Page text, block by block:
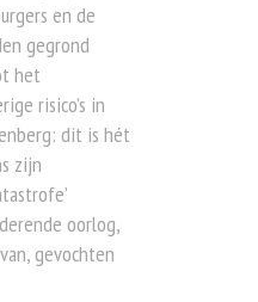
en de
gegrond
het
risico’s in
dit is hét
zijn
oorlog,
gevochten